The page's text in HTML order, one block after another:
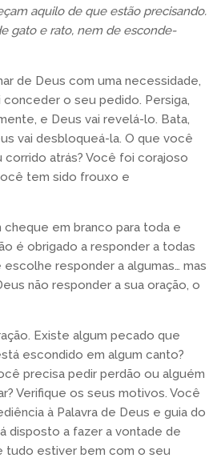
aquilo de que estão precisando.
gato e rato, nem de esconde-
de Deus com uma necessidade,
conceder o seu pedido. Persiga,
e Deus vai revelá-lo. Bata,
vai desbloqueá-la. O que você
corrido atrás? Você foi corajoso
tem sido frouxo e
cheque em branco para toda e
é obrigado a responder a todas
responder a algumas… mas
não responder a sua oração, o
Existe algum pecado que
escondido em algum canto?
precisa pedir perdão ou alguém
Verifique os seus motivos. Você
à Palavra de Deus e guia do
disposto a fazer a vontade de
tudo estiver bem com o seu